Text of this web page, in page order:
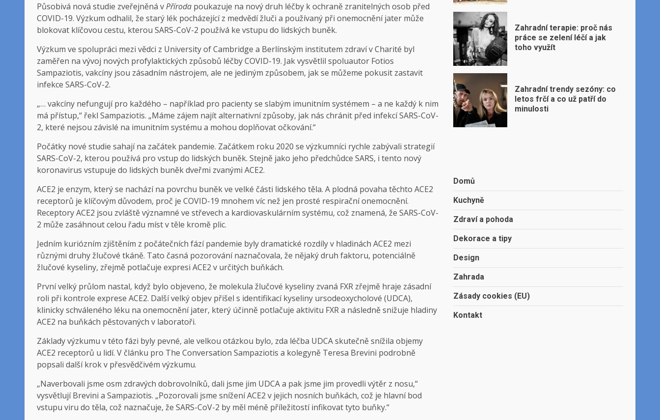
Působivá nová studie zveřejněná vPříroda poukazuje na nový druh léčby k ochraně zranitelných osob před
COVID-19. Výzkum odhalil, že starý lék pocházející z medvědí žluči a používaný při onemocnění jater může
blokovat klíčovou cestu, kterou SARS-CoV-2 používá ke vstupu do lidských buněk.
Výzkum ve spolupráci mezi vědci z University of Cambridge a Berlínským institutem zdraví v Charité byl
zaměřen na vývoj nových profylaktických způsobů léčby COVID-19. Jak vysvětlil spoluautor Fotios
Sampaziotis, vakcíny jsou zásadním nástrojem, ale ne jediným způsobem, jak se můžeme pokusit zastavit
infekce SARS-CoV-2.
„… vakcíny nefungují pro každého – například pro pacienty se slabým imunitním systémem – a ne každý k nim
má přístup,“ řekl Sampaziotis. „Máme zájem najít alternativní způsoby, jak nás chránit před infekcí SARS-CoV-
2, které nejsou závislé na imunitním systému a mohou doplňovat očkování.“
Počátky nové studie sahají na začátek pandemie. Začátkem roku 2020 se výzkumníci rychle zabývali strategií
SARS-CoV-2, kterou používá pro vstup do lidských buněk. Stejně jako jeho předchůdce SARS, i tento nový
koronavirus vstupuje do lidských buněk dveřmi zvanými ACE2.
ACE2 je enzym, který se nachází na povrchu buněk ve velké části lidského těla. A plodná povaha těchto ACE2
receptorů je klíčovým důvodem, proč je COVID-19 mnohem víc než jen prosté respirační onemocnění.
Receptory ACE2 jsou zvláště významné ve střevech a kardiovaskulárním systému, což znamená, že SARS-CoV-
2 může zasáhnout celou řadu míst v těle kromě plic.
Jedním kuriózním zjištěním z počátečních fází pandemie byly dramatické rozdíly v hladinách ACE2 mezi
různými druhy žlučové tkáně. Tato časná pozorování naznačovala, že nějaký druh faktoru, potenciálně
žlučové kyseliny, zřejmě potlačuje expresi ACE2 v určitých buňkách.
První velký průlom nastal, když bylo objeveno, že molekula žlučové kyseliny zvaná FXR zřejmě hraje zásadní
roli při kontrole exprese ACE2. Další velký objev přišel s identifikací kyseliny ursodeoxycholové (UDCA),
klinicky schváleného léku na onemocnění jater, který účinně potlačuje aktivitu FXR a následně snižuje hladiny
ACE2 na buňkách pěstovaných v laboratoři.
Základy výzkumu v této fázi byly pevné, ale velkou otázkou bylo, zda léčba UDCA skutečně snížila objemy
ACE2 receptorů u lidí. V článku pro The Conversation Sampaziotis a kolegyně Teresa Brevini podrobně
popsali další krok v přesvědčivém výzkumu.
„Naverbovali jsme osm zdravých dobrovolníků, dali jsme jim UDCA a pak jsme jim provedli výtěr z nosu,“
vysvětlují Brevini a Sampaziotis. „Pozorovali jsme snížení ACE2 v jejich nosních buňkách, což je hlavní bod
vstupu viru do těla, což naznačuje, že SARS-CoV-2 by měl méně příležitostí infikovat tyto buňky.“
Zahradní terapie: proč nás
práce se zelení léčí a jak
toho využít
Zahradní trendy sezóny: co
letos frčí a co už patří do
minulosti
Domů
Kuchyně
Zdraví a pohoda
Dekorace a tipy
Design
Zahrada
Zásady cookies (EU)
Kontakt